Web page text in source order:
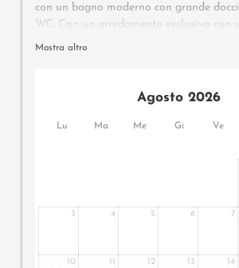
con un bagno moderno con grande
WC. Con un arredamento esclusivo con
angolo coccole, pavimento in legno,
idromassaggio con vista panoramica,
bidet, frigobar, cassaforte, 2 flat screen
gratuito, grande terrazza panoramica
Mostra altro
Lu Ma Me Gi Ve
Agosto 2026
3 4 5 6 7
10 11 12 13 14